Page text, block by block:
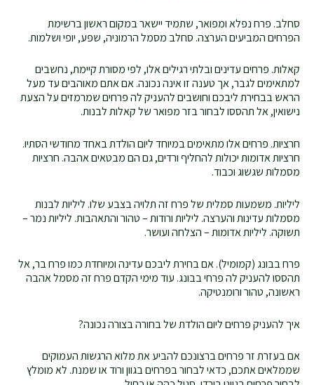
סחלב. פרח נפלא ומפואר, שתמיד יישאר במקום ראשון ברשימת
הפרחים המביעים הערצה. סחלב מסמל הרמוניה, שפע, יופי ושלמות.
קאלות. פרחים עדינים ובלתי רגילים אלו, לפי מסורת קיימת, נחשבים
למתאימים לגבר, אך טענה זו אינה נכונה. אם אתם מאוהבים עד מעל
הראש בבחירת ליבכם וחושבים להעניק לה פרחים שמרמזים על הצעת
נישואין, אל תהססו לבחור בזר מפואר של קאלות לבנות.
חרציות. פרחים אלו מתאימים במיוחד ליום הולדת באחד מחודשי הסתיו.
חרציות אדומות יכולות להחליף ורדים, גם הם מבטאים אהבה. חרציות
מסמלות שגשוג וכבוד.
ליליות. משמעות סמלית של פרח זה תלויה בצבע שלו. ליליות לבנות
מסמלות עדינות והערצה. ליליות ורודות – טהור והתאהבות. ליליות נמר –
תשוקה. ליליות אדומות – הצלחה ועושר.
פרח בבונג (קמומיל). אם בחירת ליבכם עדינה ומיוחדת כמו פרח בר, אל
תהססו להעניק לה פרחי בבונג. עוד מימי הקדם פרח זה מסמל אהבה
ראשונה, טהור ורומנטיקה.
איך להעניק פרחים ליום הולדת של בחורה בצורה נכונה?
אם בעזרת זר פרחים ברצונכם להביע את מלוא הרגשות העמוקים
שממלאים אתכם, כדאי לבחור בפרחים בגוון ורוד או שמנת. לא מומלץ